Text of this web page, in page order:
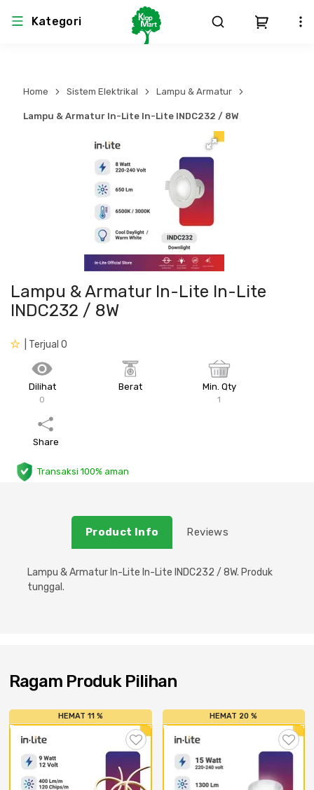
Kategori
Atap & Rangka
Lem
Dinding
Pintu, Jendela & Perlengkapan
Cat dan Pelapis Dinding
Lantai
Sanitari & Aksesorisnya
Produk Teknikal & Kimia
Produk K3
Perlengkapan
Bekisting
Besi Beton & Wiremesh
Beton
Besi Profil & Plat
Sistem Pengudaraan
Sistem Elektro
Sistem Penanggulangan Kebakaran
Sistem Pemipaan
Peralatan Elektronik
Peralatan Utama
Pompa dan Pipa
Home Sistem Elektrikal Lampu & Armatur
Lampu & Armatur In-Lite In-Lite INDC232 / 8W
Lampu & Armatur In-Lite In-Lite
INDC232 / 8W
| Terjual 0
Dilihat
0
Berat Min. Qty
1
Share
Transaksi 100% aman
Product Info Reviews
Lampu & Armatur In-Lite In-Lite INDC232 / 8W. Produk
tunggal.
Ragam Produk Pilihan
HEMAT 11 % HEMAT 20 %